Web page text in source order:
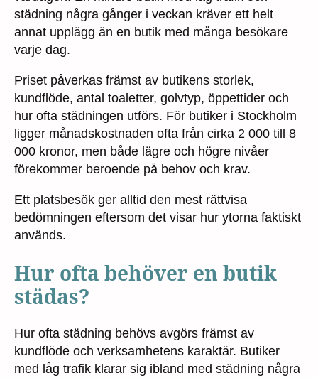
städning några gånger i veckan kräver ett helt
annat upplägg än en butik med många besökare
varje dag.
Priset påverkas främst av butikens storlek,
kundflöde, antal toaletter, golvtyp, öppettider och
hur ofta städningen utförs. För butiker i Stockholm
ligger månadskostnaden ofta från cirka 2 000 till 8
000 kronor, men både lägre och högre nivåer
förekommer beroende på behov och krav.
Ett platsbesök ger alltid den mest rättvisa
bedömningen eftersom det visar hur ytorna faktiskt
används.
Hur ofta behöver en butik
städas?
Hur ofta städning behövs avgörs främst av
kundflöde och verksamhetens karaktär. Butiker
med låg trafik klarar sig ibland med städning några